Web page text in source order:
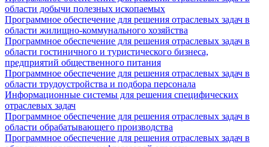
области добычи полезных ископаемых
Программное обеспечение для решения отраслевых задач в
области жилищно-коммунального хозяйства
Программное обеспечение для решения отраслевых задач в
области гостиничного и туристического бизнеса,
предприятий общественного питания
Программное обеспечение для решения отраслевых задач в
области трудоустройства и подбора персонала
Информационные системы для решения специфических
отраслевых задач
Программное обеспечение для решения отраслевых задач в
области обрабатывающего производства
Программное обеспечение для решения отраслевых задач в